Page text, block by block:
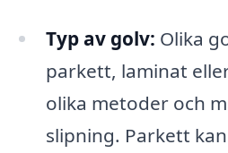
Typ av golv: Olika
parkett, laminat
olika metoder och
slipning. Parkett